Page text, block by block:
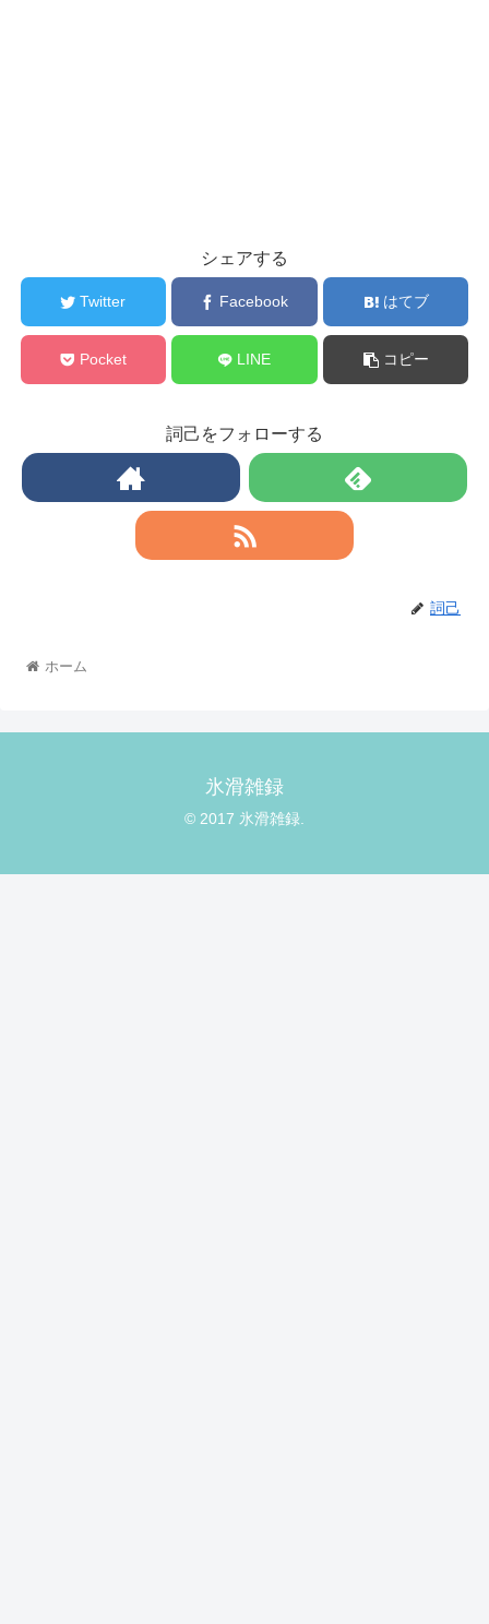
シェアする
Twitter Facebook はてブ
Pocket LINE コピー
詞己をフォローする
詞己
ホーム
氷滑雑録
© 2017 氷滑雑録.